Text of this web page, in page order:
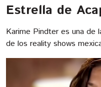
Estrella de
Karime Pindter es una de
de los reality shows